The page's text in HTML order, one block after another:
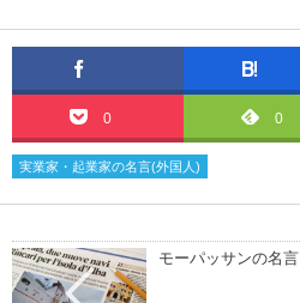
0 0
実業家・起業家の名言(外国人)
モーパッサンの名